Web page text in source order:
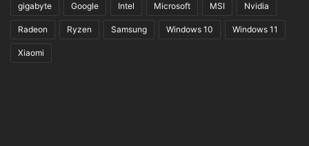
gigabyte Google Intel Microsoft MSI Nvidia
Radeon Ryzen Samsung Windows 10 Windows 11
Xiaomi